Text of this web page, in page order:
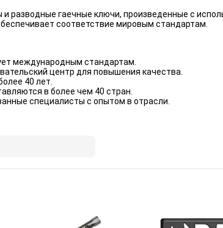
разводные гаечные ключи, произведенные с
соответствие мировым стандартам.
международным стандартам.
центр для повышения качества.
40 лет.
в более чем 40 стран.
специалисты с опытом в отрасли.